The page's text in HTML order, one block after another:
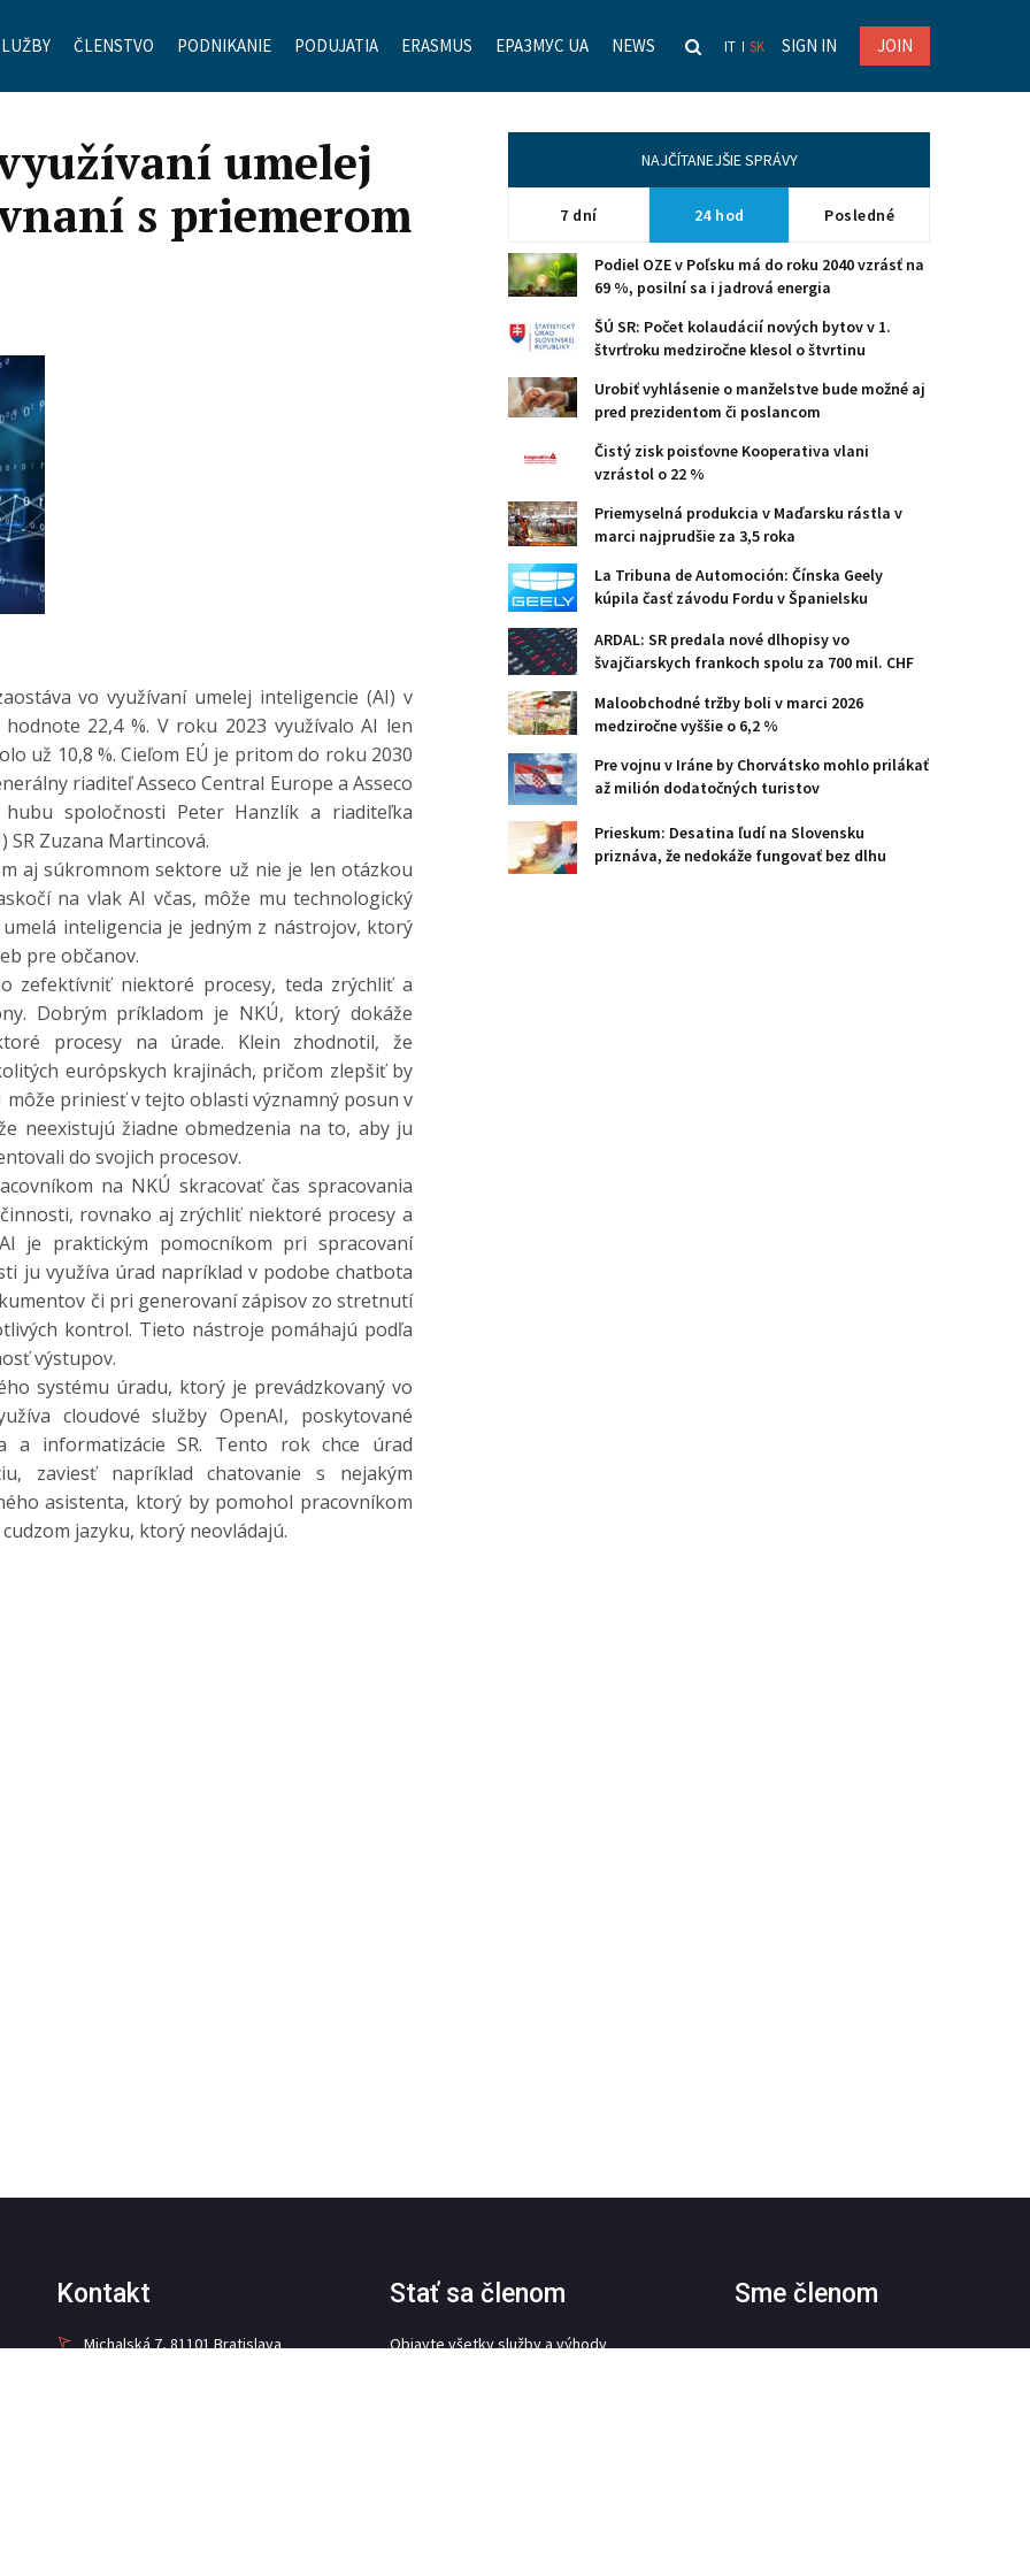
ČLENSTVO PODNIKANIE PODUJATIA ERASMUS ЕРАЗМУС UA NEWS IT SK SIGN IN JOIN
umelej
s priemerom
vo využívaní umelej inteligencie (AI) v
22,4 %. V roku 2023 využívalo AI len
už 10,8 %. Cieľom EÚ je pritom do roku 2030
riaditeľ Asseco Central Europe a Asseco
spoločnosti Peter Hanzlík a riaditeľka
Zuzana Martincová.
súkromnom sektore už nie je len otázkou
na vlak AI včas, môže mu technologický
inteligencia je jedným z nástrojov, ktorý
pre občanov.
niektoré procesy, teda zrýchliť a
Dobrým príkladom je NKÚ, ktorý dokáže
procesy na úrade. Klein zhodnotil, že
európskych krajinách, pričom zlepšiť by
priniesť v tejto oblasti významný posun v
neexistujú žiadne obmedzenia na to, aby ju
do svojich procesov.
na NKÚ skracovať čas spracovania
rovnako aj zrýchliť niektoré procesy a
je praktickým pomocníkom pri spracovaní
ju využíva úrad napríklad v podobe chatbota
či pri generovaní zápisov zo stretnutí
kontrol. Tieto nástroje pomáhajú podľa
výstupov.
úradu, ktorý je prevádzkovaný vo
cloudové služby OpenAI, poskytované
a informatizácie SR. Tento rok chce úrad
zaviesť napríklad chatovanie s nejakým
asistenta, ktorý by pomohol pracovníkom
jazyku, ktorý neovládajú.
NAJČÍTANEJŠIE SPRÁVY
7 dní 24 hod Posledné
Podiel OZE v Poľsku má do roku 2040 vzrásť na
69 %, posilní sa i jadrová energia
ŠÚ SR: Počet kolaudácií nových bytov v 1.
štvrťroku medziročne klesol o štvrtinu
Urobiť vyhlásenie o manželstve bude možné aj
pred prezidentom či poslancom
Čistý zisk poisťovne Kooperativa vlani
vzrástol o 22 %
Priemyselná produkcia v Maďarsku rástla v
marci najprudšie za 3,5 roka
La Tribuna de Automoción: Čínska Geely
kúpila časť závodu Fordu v Španielsku
ARDAL: SR predala nové dlhopisy vo
švajčiarskych frankoch spolu za 700 mil. CHF
Maloobchodné tržby boli v marci 2026
medziročne vyššie o 6,2 %
Pre vojnu v Iráne by Chorvátsko mohlo prilákať
až milión dodatočných turistov
Prieskum: Desatina ľudí na Slovensku
priznáva, že nedokáže fungovať bez dlhu
Kontakt
Michalská 7, 81101 Bratislava
Stať sa členom
Objavte všetky služby a výhody
Sme členom